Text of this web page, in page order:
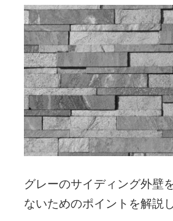
グレーのサイディング外壁
ないためのポイントを解説し